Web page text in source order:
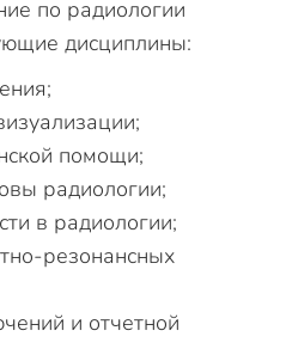
по радиологии
дисциплины:
помощи;
радиологии;
в радиологии;
резонансных
и отчетной